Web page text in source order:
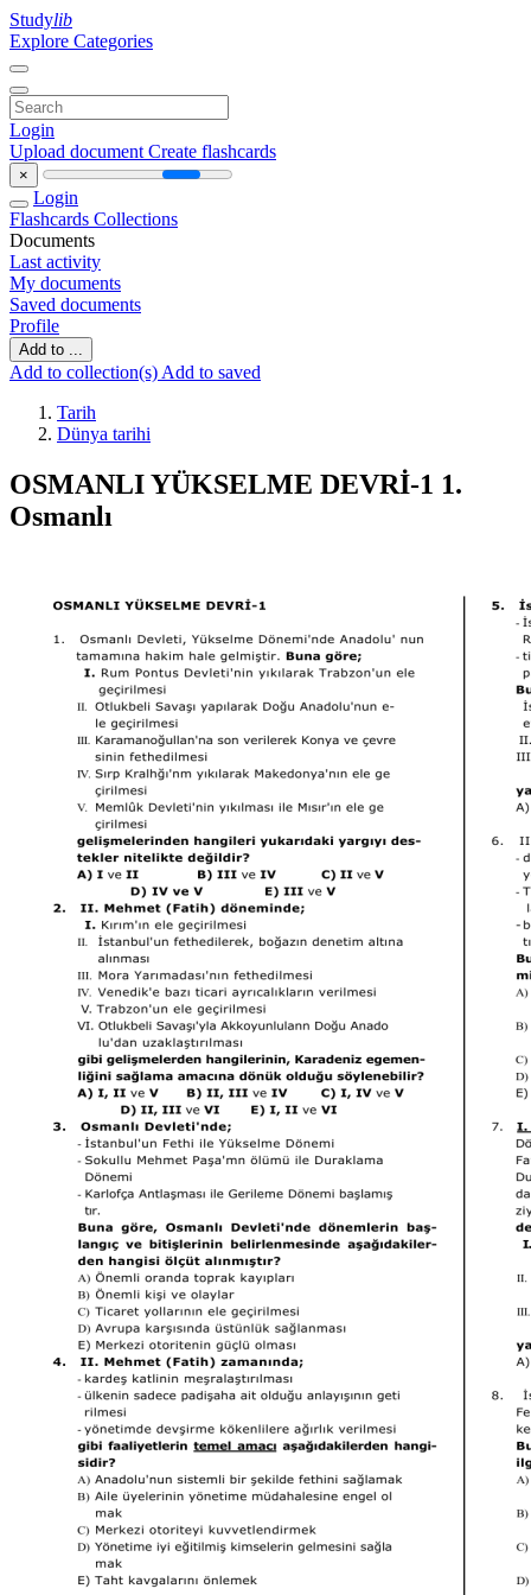
Studylib
Explore Categories
Login
Upload document Create flashcards
×
Login
Flashcards Collections
Documents
Last activity
My documents
Saved documents
Profile
Add to ...
Add to collection(s) Add to saved
Tarih
Dünya tarihi
OSMANLI YÜKSELME DEVRİ-1 1.
Osmanlı